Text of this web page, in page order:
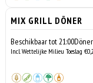
MIX GRILL DÖNER
Beschikbaar tot
Incl. Wettelijke Milieu Toeslag